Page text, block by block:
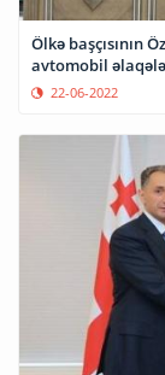
Ölkə başçısının
avtomobil
22-06-2022